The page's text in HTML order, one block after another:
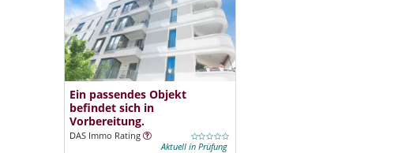
Ein passendes Objekt
befindet sich in
Vorbereitung.
DAS Immo Rating
Aktuell in Prüfung